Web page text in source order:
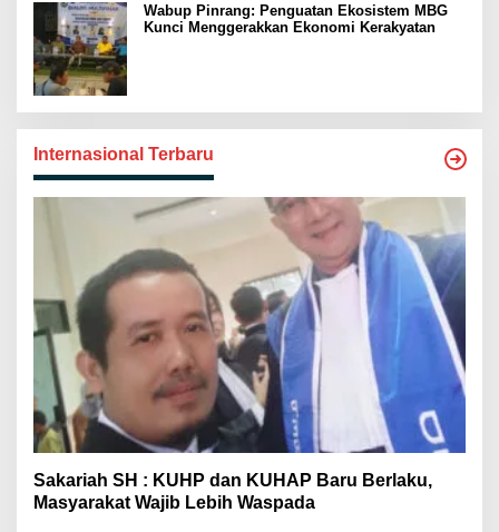
Wabup Pinrang: Penguatan Ekosistem MBG
Kunci Menggerakkan Ekonomi Kerakyatan
Internasional Terbaru
Sakariah SH : KUHP dan KUHAP Baru Berlaku,
Masyarakat Wajib Lebih Waspada